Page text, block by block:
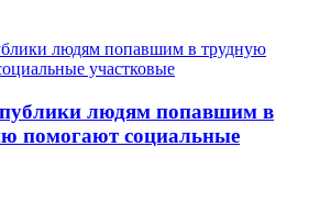
людям попавшим в
помогают социальные